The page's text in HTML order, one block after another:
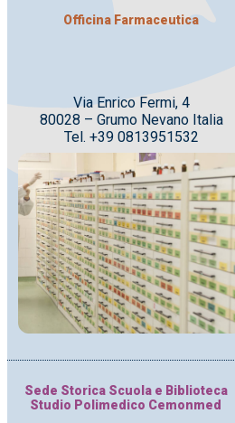
Officina Farmaceutica
Via Enrico Fermi, 4
80028 – Grumo Nevano Italia
Tel. +39 0813951532
Sede Storica Scuola e Biblioteca
Studio Polimedico Cemonmed